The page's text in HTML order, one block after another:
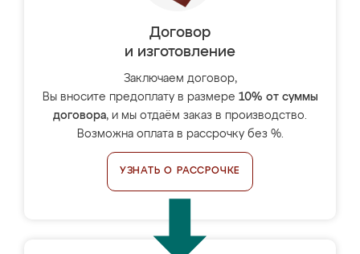
Договор
и изготовление
Заключаем договор,
Вы вносите предоплату в размере 10% от суммы
договора, и мы отдаём заказ в производство.
Возможна оплата в рассрочку без %.
УЗНАТЬ О РАССРОЧКЕ